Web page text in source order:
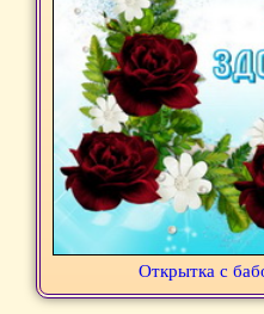
Открытка с